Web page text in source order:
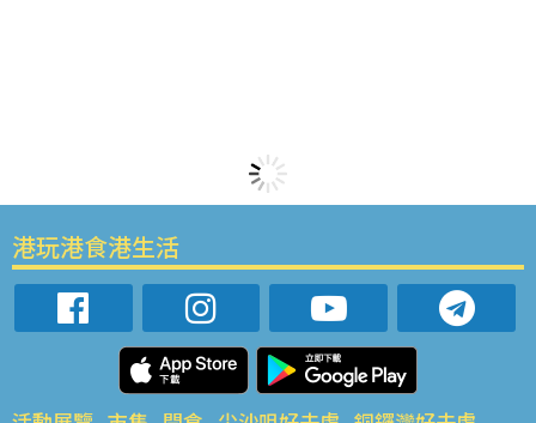
港玩港食港生活